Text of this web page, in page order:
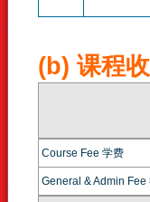
(b) 课程
Course Fee 学费
General & Admin Fee